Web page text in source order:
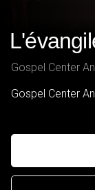
Gospel Center
Gospel Center